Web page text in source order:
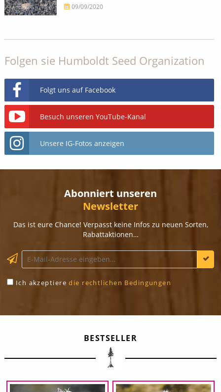
09/09/2020
Folgen sie Humboldt Seed Organization
Folgt uns auf Facebook
Besuch unseren YouTube-Kanal
Unsere IG-Fotos anzeigen
Abonniert unseren
Newsletter
Das ist eure Chance! Verpasst keine Infos zu neuen Sorten,
Rabattaktionen…
Ich akzeptieredie rechtlichen Bedingungen
BESTSELLER